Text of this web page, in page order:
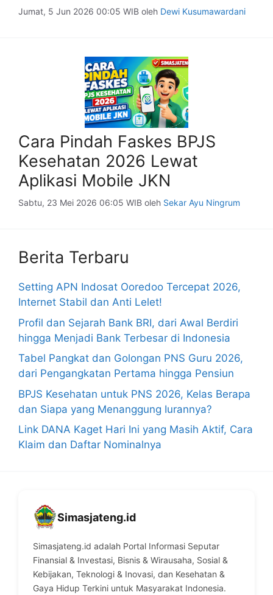
Jumat, 5 Jun 2026 00:05 WIB oleh Dewi Kusumawardani
Cara Pindah Faskes BPJS
Kesehatan 2026 Lewat
Aplikasi Mobile JKN
Sabtu, 23 Mei 2026 06:05 WIB oleh Sekar Ayu Ningrum
Berita Terbaru
Setting APN Indosat Ooredoo Tercepat 2026,
Internet Stabil dan Anti Lelet!
Profil dan Sejarah Bank BRI, dari Awal Berdiri
hingga Menjadi Bank Terbesar di Indonesia
Tabel Pangkat dan Golongan PNS Guru 2026,
dari Pengangkatan Pertama hingga Pensiun
BPJS Kesehatan untuk PNS 2026, Kelas Berapa
dan Siapa yang Menanggung Iurannya?
Link DANA Kaget Hari Ini yang Masih Aktif, Cara
Klaim dan Daftar Nominalnya
Simasjateng.id
Simasjateng.id adalah Portal Informasi Seputar
Finansial & Investasi, Bisnis & Wirausaha, Sosial &
Kebijakan, Teknologi & Inovasi, dan Kesehatan &
Gaya Hidup Terkini untuk Masyarakat Indonesia.